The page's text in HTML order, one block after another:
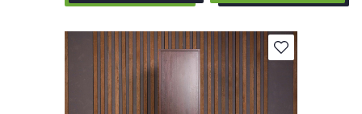
В избранное